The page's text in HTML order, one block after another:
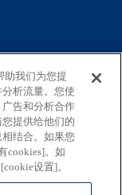
助我们为您提
析流量。您使
告和分析合作
提供给他们的
结合。如果您
cookies]。如
设置]。